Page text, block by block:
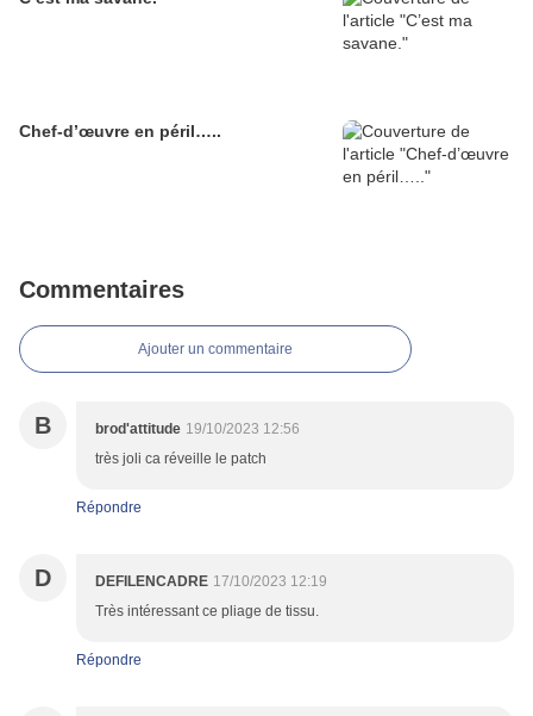
Chef-d’œuvre en péril…..
Commentaires
Ajouter un commentaire
B brod'attitude 19/10/2023 12:56
très joli ca réveille le patch
Répondre
D DEFILENCADRE 17/10/2023 12:19
Très intéressant ce pliage de tissu.
Répondre